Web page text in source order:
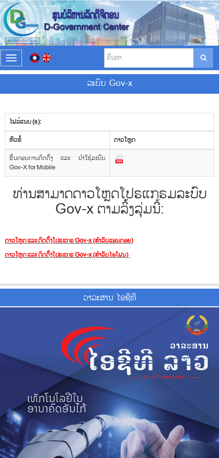
T
o
g
l
n
a
v
i
g
a
t
i
o
n
ລະບົບ Gov-x
ໄຟລ໌ແນບ (s):
​ຫົວ​ຂໍ້
ດາວ​ໂຫຼດ
ຂັ້ນຕອນການຕິດຕັ້ງ ແລະ ນຳໃຊ້ລະບົບ
Gov-X for Mobile
ທ່ານສາມາດດາວໂຫຼດໂປຣແກຣມລະບົບ
Gov-x ຕາມລິ້້ງລຸ່ມນີ້:
ດາວໂຫຼດ ແລະ ຕິດຕັ້ງໂປຣແກຣ Gov-x (ສຳລັບແອນດອຍ)
ດາວໂຫຼດ ແລະ ຕິດຕັ້ງໂປຣແກຣ Gov-x (ສຳລັບໄອໂຟນ)
ວາ​ລະ​ສານ ໄອ​ຊີ​ທີ